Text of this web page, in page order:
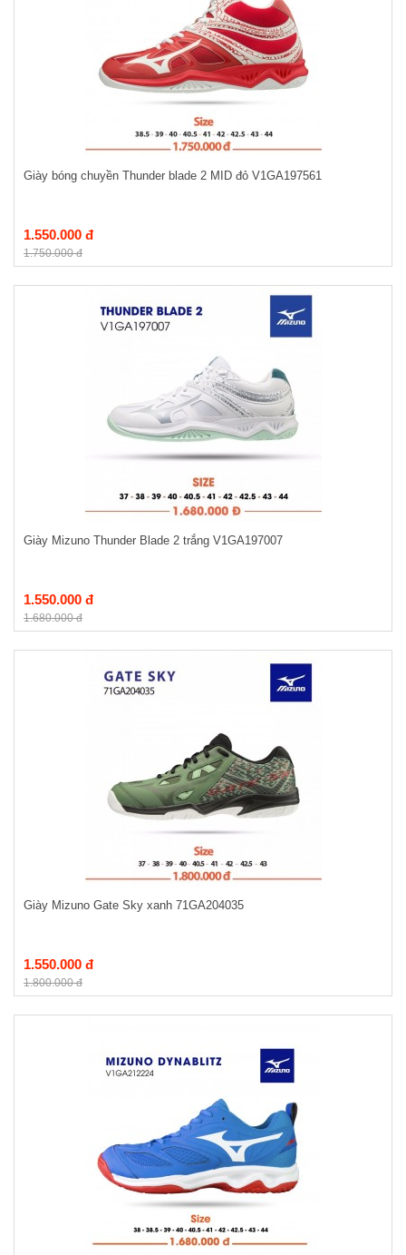
Giày bóng chuyền Thunder blade 2 MID đỏ V1GA197561
1.550.000 đ
1.750.000 đ
Giày Mizuno Thunder Blade 2 trắng V1GA197007
1.550.000 đ
1.680.000 đ
Giày Mizuno Gate Sky xanh 71GA204035
1.550.000 đ
1.800.000 đ